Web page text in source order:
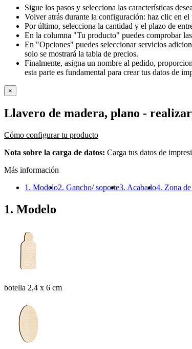
Sigue los pasos y selecciona las características
Volver atrás durante la configuración: haz clic en el
Por último, selecciona la cantidad y el plazo de
En la columna "Tu producto" puedes comprobar
En "Opciones" puedes seleccionar servicios
solo se mostrará la tabla de precios.
Finalmente, asigna un nombre al pedido,
esta parte es fundamental para crear tus datos de
×
Llavero de madera, plano -
Cómo configurar tu producto
Nota sobre la carga de datos: Carga tus datos de
Más información
1. Modelo2. Gancho/ soporte3. Acabado4. Zona
1. Modelo
botella 2,4 x 6 cm